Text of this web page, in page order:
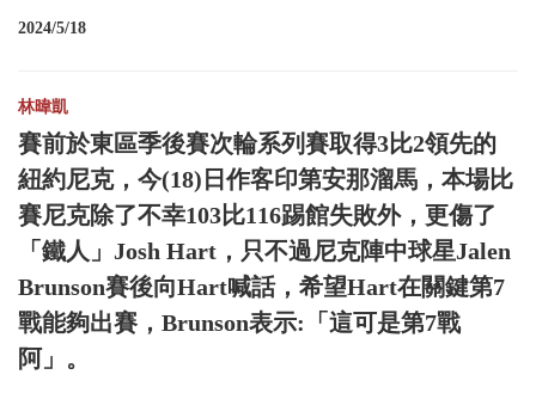
2024/5/18
林暐凱
賽前於東區季後賽次輪系列賽取得3比2領先的
紐約尼克，今(18)日作客印第安那溜馬，本場比
賽尼克除了不幸103比116踢館失敗外，更傷了
「鐵人」Josh Hart，只不過尼克陣中球星Jalen
Brunson賽後向Hart喊話，希望Hart在關鍵第7
戰能夠出賽，Brunson表示:「這可是第7戰
阿」。